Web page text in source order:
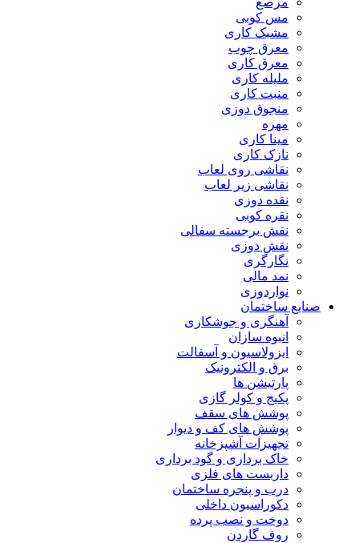
مس کوبی
مشبک کاری
معرق چوب
معرق کاری
مليله کاری
منبت کاری
منجوق دوزی
مهره
مینا کاری
نازک کاری
نقاشی روی لعاب
نقاشی زیر لعاب
نقده دوزی
نقره کوبی
نقش برجسته سفالی
نقش دوزی
نگارگری
نمد مالی
نواردوزی
صنایع ساختمان
آهنگری و جوشکاری
انبوه سازان
ایزولاسیون و آسفالت
برق و الکترونیک
پارتیشن ها
پکیج و کولر گازی
پوشش های سقف
پوشش های کف و دیوار
تجهیزات آشپزخانه
خاک برداری و گود برداری
داربست های فلزی
درب و پنجره ساختمان
دکوراسیون داخلی
دوخت و نصب پرده
روف گاردن